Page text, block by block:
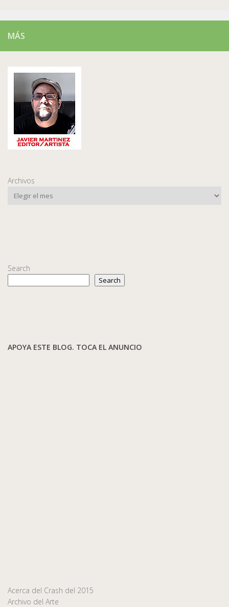
MÁS
Archivos
Search
Search
APOYA ESTE BLOG. TOCA EL ANUNCIO
Acerca del Crash del 2015
Archivo del Arte